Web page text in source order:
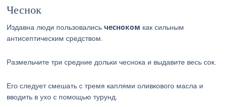
Чеснок
Издавна люди пользовалисьчесноком как сильным
антисептическим средством.
Размельчите три средние дольки чеснока и выдавите весь сок.
Его следует смешать с тремя каплями оливкового масла и
вводить в ухо с помощью турунд.